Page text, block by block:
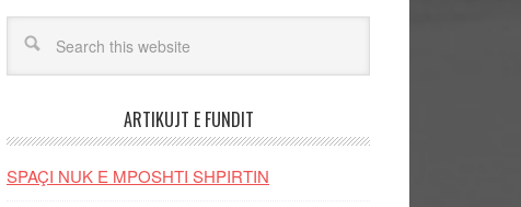
ARTIKUJT E FUNDIT
SPAÇI NUK E MPOSHTI SHPIRTIN